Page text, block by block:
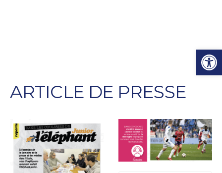
Ouvrir
ARTICLE DE PRESSE